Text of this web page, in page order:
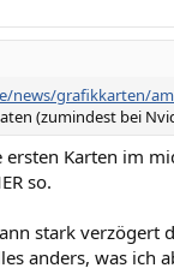
news/grafikkarten/
(zumindest bei
Karten im
so.
stark verzögert
anders, was ich